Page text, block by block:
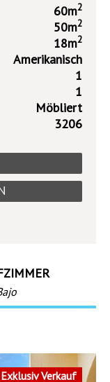
60m2
50m2
18m2
Amerikanisch
1
1
Möbliert
3206
Exklusiv Verkauf